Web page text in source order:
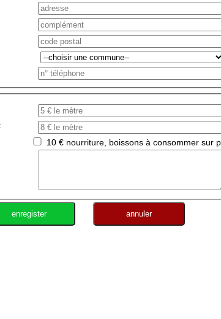
10 € nourriture, boissons à consommer sur